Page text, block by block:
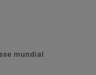
mundial